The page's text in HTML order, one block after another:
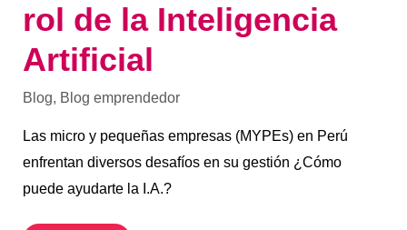
rol de la Inteligencia
Artificial
Blog, Blog emprendedor
Las micro y pequeñas empresas (MYPEs) en Perú
enfrentan diversos desafíos en su gestión ¿Cómo
puede ayudarte la I.A.?